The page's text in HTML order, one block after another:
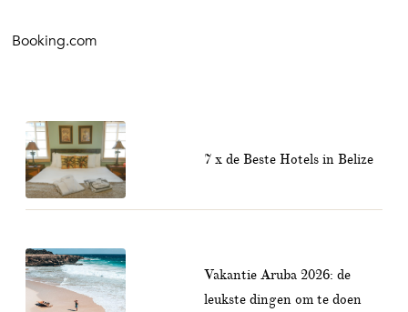
Booking.com
7 x de Beste Hotels in Belize
Vakantie Aruba 2026: de
leukste dingen om te doen